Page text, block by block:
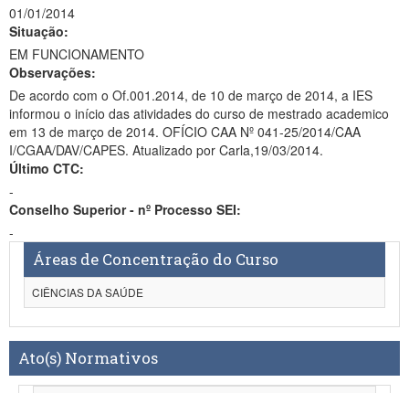
01/01/2014
Situação:
EM FUNCIONAMENTO
Observações:
De acordo com o Of.001.2014, de 10 de março de 2014, a IES
informou o início das atividades do curso de mestrado academico
em 13 de março de 2014. OFÍCIO CAA Nº 041-25/2014/CAA
I/CGAA/DAV/CAPES. Atualizado por Carla,19/03/2014.
Último CTC:
-
Conselho Superior - nº Processo SEI:
-
Áreas de Concentração do Curso
CIÊNCIAS DA SAÚDE
Ato(s) Normativos